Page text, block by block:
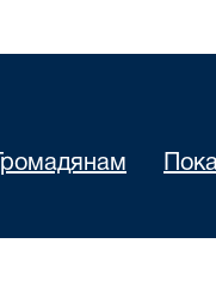
Громадянам